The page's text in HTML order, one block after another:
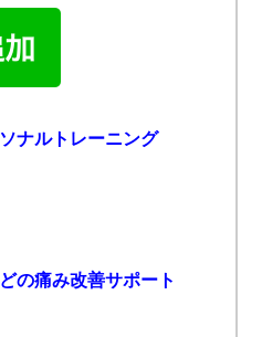
ナルトレーニング
の痛み改善サポート